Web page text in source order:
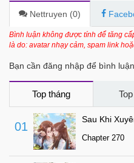
Chapter 81
Chapter 80
Chapter 77
Chapter 76
Chapter 75
Chapter 74
Nettruyen (0)
Bình luận không được tính để tăng
là do: avatar nhạy cảm, spam link
Bạn cần đăng nhập để bình luận
Top tháng
01
Chapter 270